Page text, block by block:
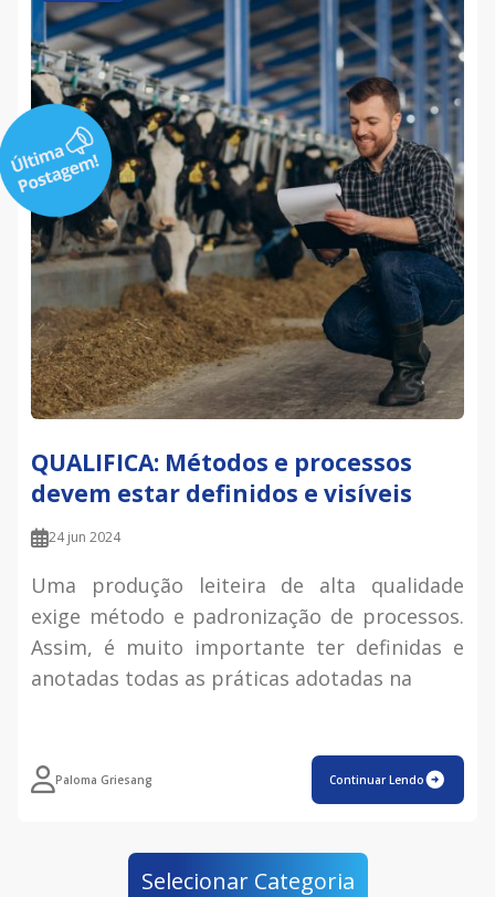
QUALIFICA: Métodos e processos
devem estar definidos e visíveis
24 jun 2024
Uma produção leiteira de alta qualidade
exige método e padronização de processos.
Assim, é muito importante ter definidas e
anotadas todas as práticas adotadas na
Paloma Griesang Continuar Lendo
Selecionar Categoria